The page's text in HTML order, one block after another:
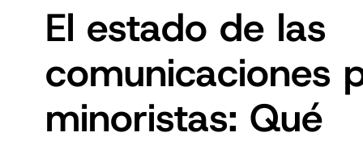
El estado de las
comunicaciones
minoristas: Qué